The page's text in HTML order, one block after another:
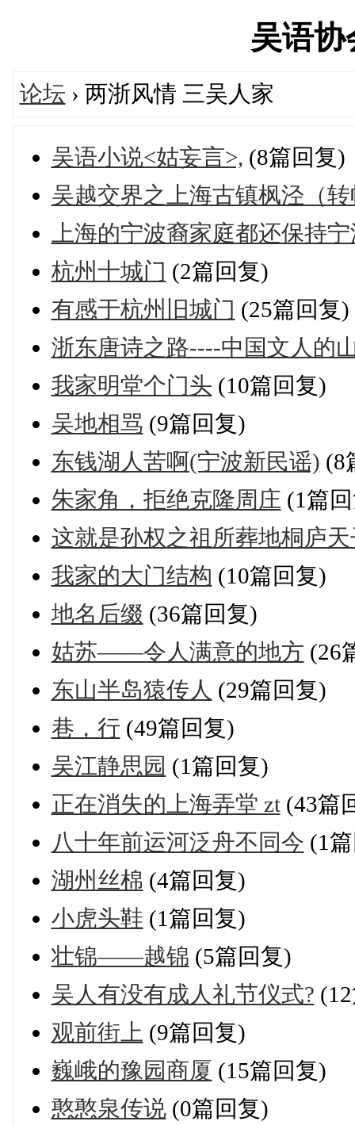
吴语
论坛 › 两浙风情 三吴人家
吴语小说<姑妄言>, (8篇回复)
吴越交界之上海古镇枫泾（
上海的宁波裔家庭都还保持
杭州十城门 (2篇回复)
有感于杭州旧城门 (25篇回复)
浙东唐诗之路----中国文人的
我家明堂个门头 (10篇回复)
吴地相骂 (9篇回复)
东钱湖人苦啊(宁波新民谣) (8
朱家角，拒绝克隆周庄 (1篇
这就是孙权之祖所葬地桐庐
我家的大门结构 (10篇回复)
地名后缀 (36篇回复)
姑苏——令人满意的地方 (26
东山半岛猿传人 (29篇回复)
巷，行 (49篇回复)
吴江静思园 (1篇回复)
正在消失的上海弄堂 zt(43篇
八十年前运河泛舟不同今 (1
湖州丝棉 (4篇回复)
小虎头鞋 (1篇回复)
壮锦——越锦 (5篇回复)
吴人有没有成人礼节仪式?
观前街上 (9篇回复)
巍峨的豫园商厦 (15篇回复)
憨憨泉传说(0篇回复)